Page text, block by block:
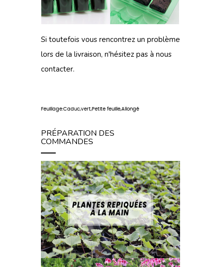
Si toutefois vous rencontrez un problème
lors de la livraison, n'hésitez pas à nous
contacter.
Feuillage:Caduc,vert,Petite feuille,Allongé
PRÉPARATION DES
COMMANDES